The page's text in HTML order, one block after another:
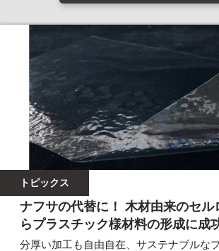
トピックス
ナフサの代替に！ 木材由来のセル
らプラスチック様材料の形成に成
分厚い加工も自由自在、サステナブルな